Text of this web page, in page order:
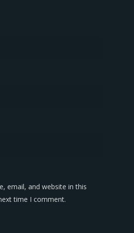
email, and website in this
time I comment.